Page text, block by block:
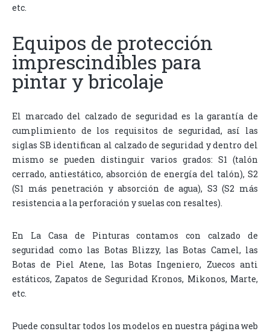
etc.
Equipos de protección
imprescindibles para
pintar y bricolaje
El marcado del calzado de seguridad es la garantía de
cumplimiento de los requisitos de seguridad, así las
siglas SB identifican al calzado de seguridad y dentro del
mismo se pueden distinguir varios grados: S1 (talón
cerrado, antiestático, absorción de energía del talón), S2
(S1 más penetración y absorción de agua), S3 (S2 más
resistencia a la perforación y suelas con resaltes).
En La Casa de Pinturas contamos con calzado de
seguridad como las Botas Blizzy, las Botas Camel, las
Botas de Piel Atene, las Botas Ingeniero, Zuecos anti
estáticos, Zapatos de Seguridad Kronos, Mikonos, Marte,
etc.
Puede consultar todos los modelos en nuestra página web